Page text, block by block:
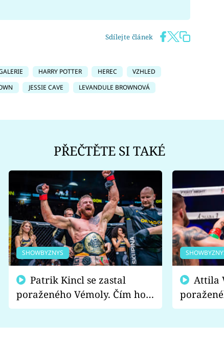
Sdílejte článek
HARRY POTTER HEREC
VZHLED
JESSIE CAVE LEVANDULE BROWNOVÁ
PŘEČTĚTE SI TAKÉ
SHOWBYZNYS
poraženého Vémoly. Čím ho
fanoušci naštvali?
chce